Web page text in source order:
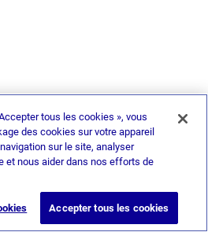
tous les cookies », vous
des cookies sur votre appareil
sur le site, analyser
et nous aider dans nos efforts de
Accepter tous les cookies